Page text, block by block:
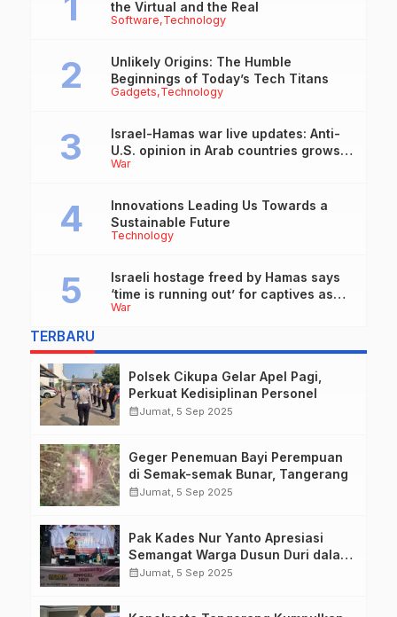
Software Technology
the Virtual and the Real
Gadgets Technology
Unlikely Origins: The Humble
Beginnings of Today’s Tech Titans
War
Israel-Hamas war live updates: Anti-
U.S. opinion in Arab countries grows
over support for Israel, leaders tell
Technology
Innovations Leading Us Towards a
Sustainable Future
War
Israeli hostage freed by Hamas says
‘time is running out’ for captives as
she describes harrowing conditions
TERBARU
Polsek Cikupa Gelar Apel Pagi,
Perkuat Kedisiplinan Personel
calendar_monthJumat, 5 Sep 2025
Geger Penemuan Bayi Perempuan
di Semak-semak Bunar, Tangerang
calendar_monthJumat, 5 Sep 2025
Pak Kades Nur Yanto Apresiasi
Semangat Warga Dusun Duri dalam
Peringatan HUT RI ke-80
calendar_monthJumat, 5 Sep 2025